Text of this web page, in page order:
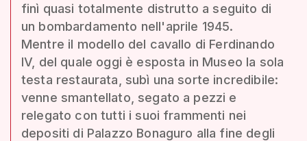
finì quasi totalmente distrutto a seguito di
un bombardamento nell'aprile 1945.
Mentre il modello del cavallo di Ferdinando
IV, del quale oggi è esposta in Museo la sola
testa restaurata, subì una sorte incredibile:
venne smantellato, segato a pezzi e
relegato con tutti i suoi frammenti nei
depositi di Palazzo Bonaguro alla fine degli